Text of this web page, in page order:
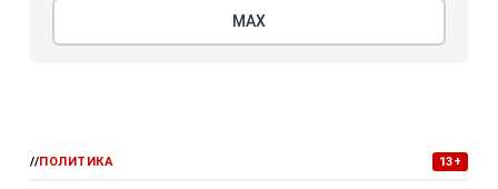
МАХ
//ПОЛИТИКА 13+